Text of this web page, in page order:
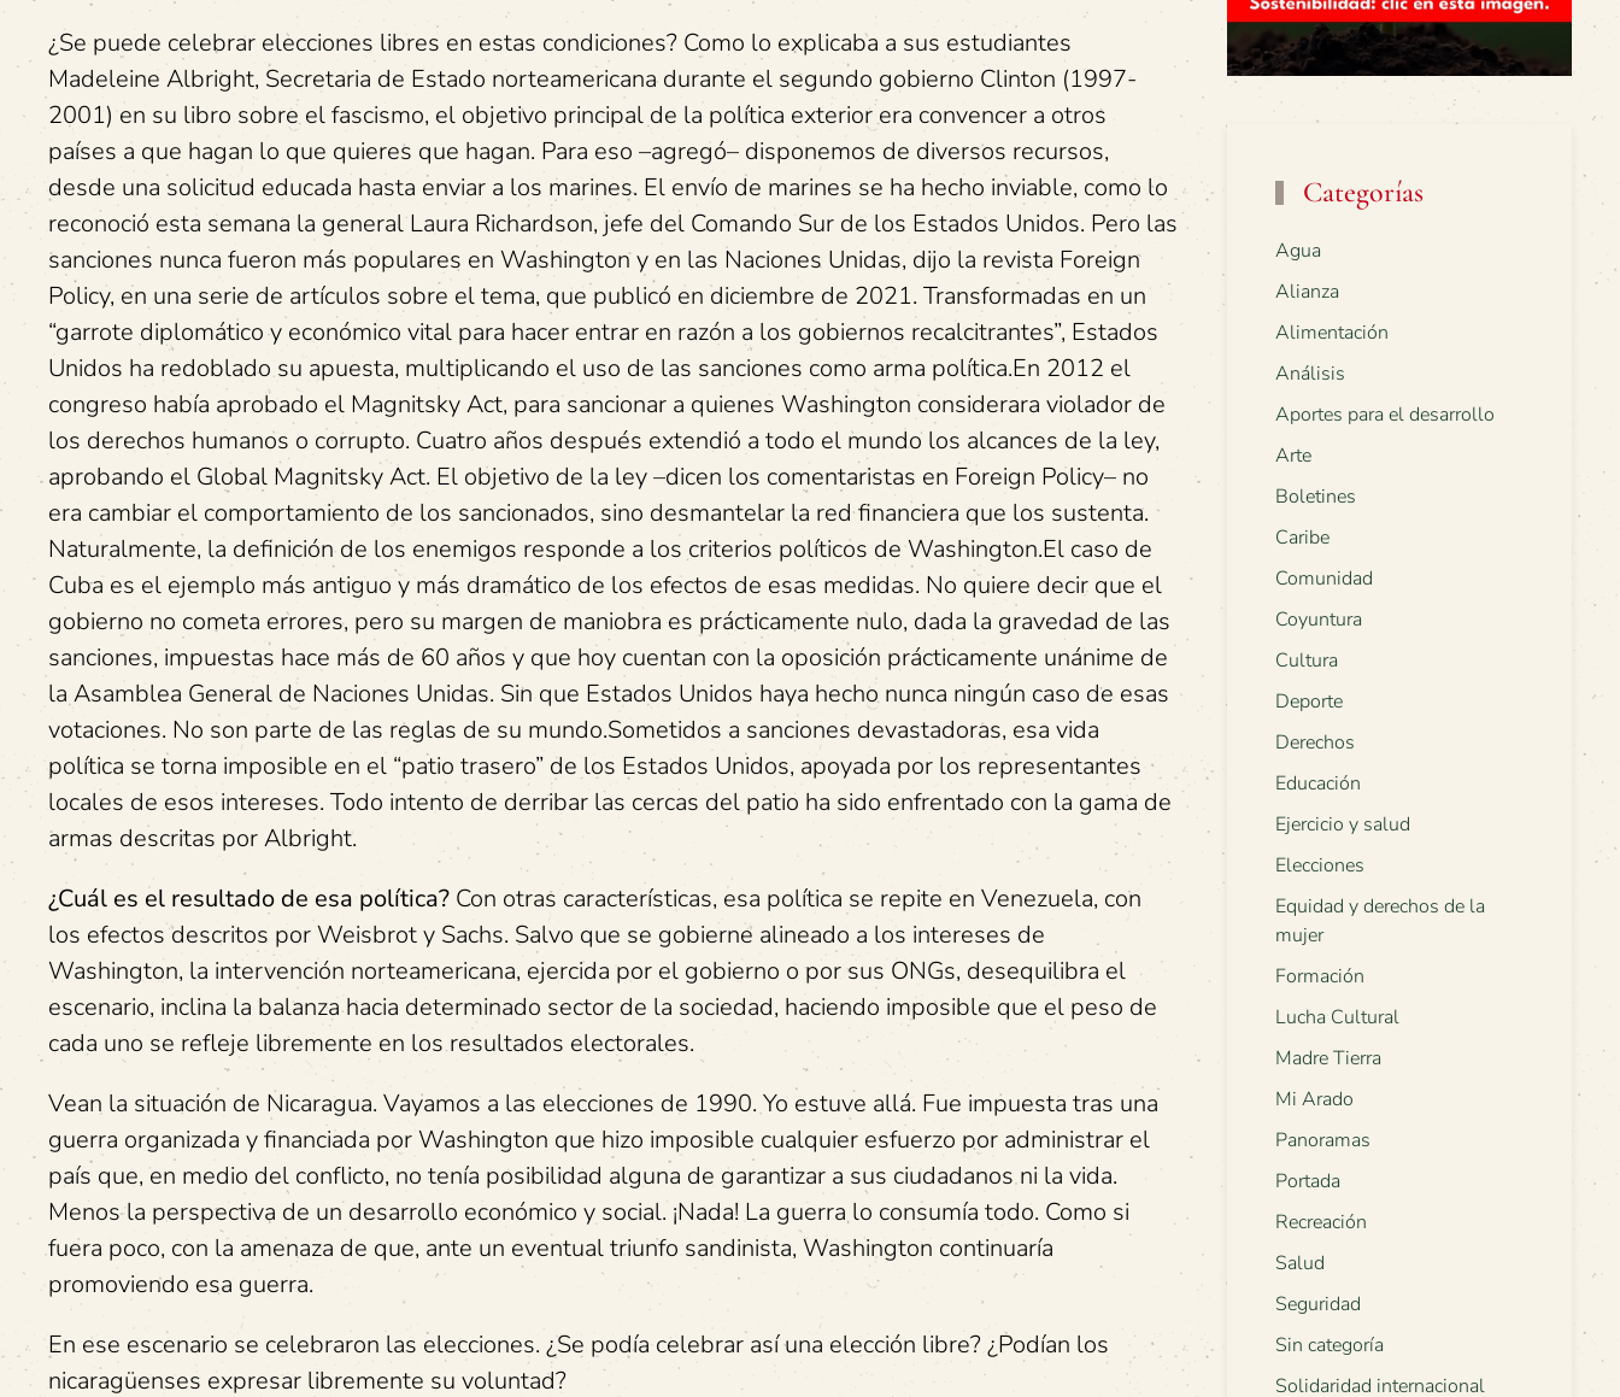
¿Se puede celebrar elecciones libres en estas condiciones? Como lo explicaba a sus estudiantes
Madeleine Albright, Secretaria de Estado norteamericana durante el segundo gobierno Clinton (1997-
2001) en su libro sobre el fascismo, el objetivo principal de la política exterior era convencer a otros
países a que hagan lo que quieres que hagan. Para eso –agregó– disponemos de diversos recursos,
desde una solicitud educada hasta enviar a los marines. El envío de marines se ha hecho inviable, como lo
reconoció esta semana la general Laura Richardson, jefe del Comando Sur de los Estados Unidos. Pero las
sanciones nunca fueron más populares en Washington y en las Naciones Unidas, dijo la revista Foreign
Policy, en una serie de artículos sobre el tema, que publicó en diciembre de 2021. Transformadas en un
“garrote diplomático y económico vital para hacer entrar en razón a los gobiernos recalcitrantes”, Estados
Unidos ha redoblado su apuesta, multiplicando el uso de las sanciones como arma política.En 2012 el
congreso había aprobado el Magnitsky Act, para sancionar a quienes Washington considerara violador de
los derechos humanos o corrupto. Cuatro años después extendió a todo el mundo los alcances de la ley,
aprobando el Global Magnitsky Act. El objetivo de la ley –dicen los comentaristas en Foreign Policy– no
era cambiar el comportamiento de los sancionados, sino desmantelar la red financiera que los sustenta.
Naturalmente, la definición de los enemigos responde a los criterios políticos de Washington.El caso de
Cuba es el ejemplo más antiguo y más dramático de los efectos de esas medidas. No quiere decir que el
gobierno no cometa errores, pero su margen de maniobra es prácticamente nulo, dada la gravedad de las
sanciones, impuestas hace más de 60 años y que hoy cuentan con la oposición prácticamente unánime de
la Asamblea General de Naciones Unidas. Sin que Estados Unidos haya hecho nunca ningún caso de esas
votaciones. No son parte de las reglas de su mundo.Sometidos a sanciones devastadoras, esa vida
política se torna imposible en el “patio trasero” de los Estados Unidos, apoyada por los representantes
locales de esos intereses. Todo intento de derribar las cercas del patio ha sido enfrentado con la gama de
armas descritas por Albright.
¿Cuál es el resultado de esa política? Con otras características, esa política se repite en Venezuela, con
los efectos descritos por Weisbrot y Sachs. Salvo que se gobierne alineado a los intereses de
Washington, la intervención norteamericana, ejercida por el gobierno o por sus ONGs, desequilibra el
escenario, inclina la balanza hacia determinado sector de la sociedad, haciendo imposible que el peso de
cada uno se refleje libremente en los resultados electorales.
Vean la situación de Nicaragua. Vayamos a las elecciones de 1990. Yo estuve allá. Fue impuesta tras una
guerra organizada y financiada por Washington que hizo imposible cualquier esfuerzo por administrar el
país que, en medio del conflicto, no tenía posibilidad alguna de garantizar a sus ciudadanos ni la vida.
Menos la perspectiva de un desarrollo económico y social. ¡Nada! La guerra lo consumía todo. Como si
fuera poco, con la amenaza de que, ante un eventual triunfo sandinista, Washington continuaría
promoviendo esa guerra.
En ese escenario se celebraron las elecciones. ¿Se podía celebrar así una elección libre? ¿Podían los
nicaragüenses expresar libremente su voluntad?
Categorías
Agua
Alianza
Alimentación
Análisis
Aportes para el desarrollo
Arte
Boletines
Caribe
Comunidad
Coyuntura
Cultura
Deporte
Derechos
Educación
Ejercicio y salud
Elecciones
Equidad y derechos de la
mujer
Formación
Lucha Cultural
Madre Tierra
Mi Arado
Panoramas
Portada
Recreación
Salud
Seguridad
Sin categoría
Solidaridad internacional